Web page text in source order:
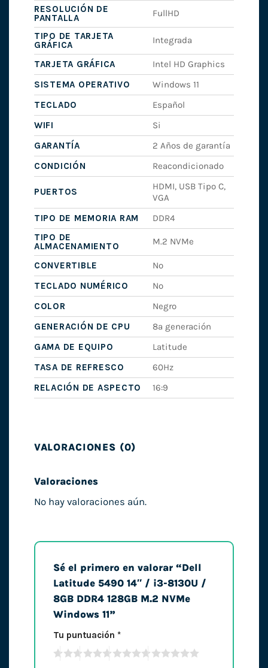
RESOLUCIÓN DE
PANTALLA
FullHD
TIPO DE TARJETA
GRÁFICA
Integrada
TARJETA GRÁFICA
Intel HD Graphics
SISTEMA OPERATIVO
Windows 11
TECLADO
Español
WIFI
Si
GARANTÍA
2 Años de garantía
CONDICIÓN
Reacondicionado
PUERTOS
HDMI, USB Tipo C,
VGA
TIPO DE MEMORIA RAM
DDR4
TIPO DE
ALMACENAMIENTO
M.2 NVMe
CONVERTIBLE
No
TECLADO NUMÉRICO
No
COLOR
Negro
GENERACIÓN DE CPU
8ª generación
GAMA DE EQUIPO
Latitude
TASA DE REFRESCO
60Hz
RELACIÓN DE ASPECTO
16:9
VALORACIONES (0)
Valoraciones
No hay valoraciones aún.
Sé el primero en valorar “Dell
Latitude 5490 14″ / i3-8130U /
8GB DDR4 128GB M.2 NVMe
Windows 11”
Tu puntuación *